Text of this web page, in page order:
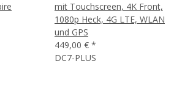
mit Touchscreen, 4K Front,
1080p Heck, 4G LTE, WLAN
und GPS
449,00 € *
DC7-PLUS